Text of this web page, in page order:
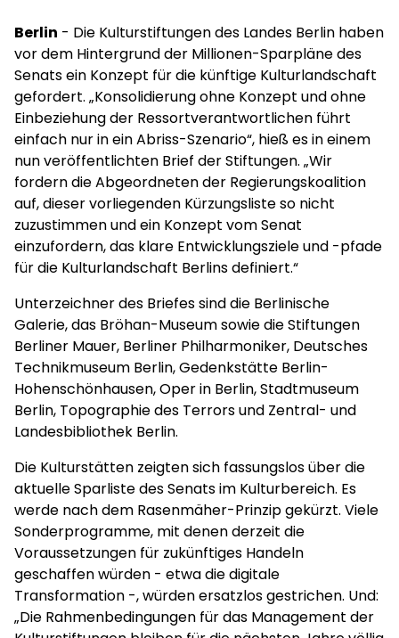
Berlin - Die Kulturstiftungen des Landes Berlin haben
vor dem Hintergrund der Millionen-Sparpläne des
Senats ein Konzept für die künftige Kulturlandschaft
gefordert. „Konsolidierung ohne Konzept und ohne
Einbeziehung der Ressortverantwortlichen führt
einfach nur in ein Abriss-Szenario“, hieß es in einem
nun veröffentlichten Brief der Stiftungen. „Wir
fordern die Abgeordneten der Regierungskoalition
auf, dieser vorliegenden Kürzungsliste so nicht
zuzustimmen und ein Konzept vom Senat
einzufordern, das klare Entwicklungsziele und -pfade
für die Kulturlandschaft Berlins definiert.“
Unterzeichner des Briefes sind die Berlinische
Galerie, das Bröhan-Museum sowie die Stiftungen
Berliner Mauer, Berliner Philharmoniker, Deutsches
Technikmuseum Berlin, Gedenkstätte Berlin-
Hohenschönhausen, Oper in Berlin, Stadtmuseum
Berlin, Topographie des Terrors und Zentral- und
Landesbibliothek Berlin.
Die Kulturstätten zeigten sich fassungslos über die
aktuelle Sparliste des Senats im Kulturbereich. Es
werde nach dem Rasenmäher-Prinzip gekürzt. Viele
Sonderprogramme, mit denen derzeit die
Voraussetzungen für zukünftiges Handeln
geschaffen würden - etwa die digitale
Transformation -, würden ersatzlos gestrichen. Und:
„Die Rahmenbedingungen für das Management der